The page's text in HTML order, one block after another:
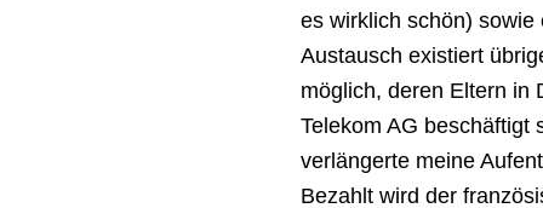
es wirklich schön)
Austausch existiert
möglich, deren Eltern in
Telekom AG beschäftigt
verlängerte meine
Bezahlt wird der